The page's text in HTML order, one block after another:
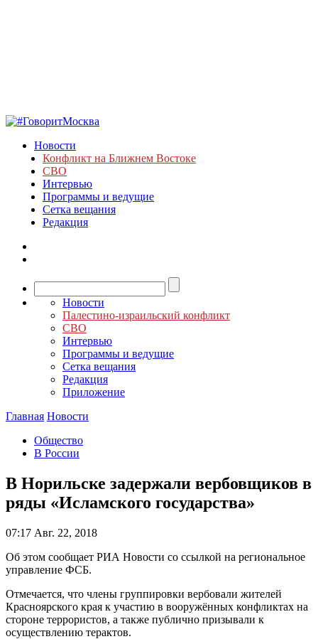
Новости
Конфликт на Ближнем Востоке
СВО
Интервью
Программы и ведущие
Сетка вещания
Редакция
Новости
Палестино-израильский конфликт
СВО
Интервью
Программы и ведущие
Сетка вещания
Редакция
Приложение
Главная Новости
Общество
В России
В Норильске задержали вербовщиков в
ряды «Исламского государства»
07:17 Авг. 22, 2018
Об этом сообщает РИА Новости со ссылкой на региональное
управление ФСБ.
Отмечается, что члены группировки вербовали жителей
Красноярского края к участию в вооружённых конфликтах на
стороне террористов, а также публично призывали к
осуществлению терактов.